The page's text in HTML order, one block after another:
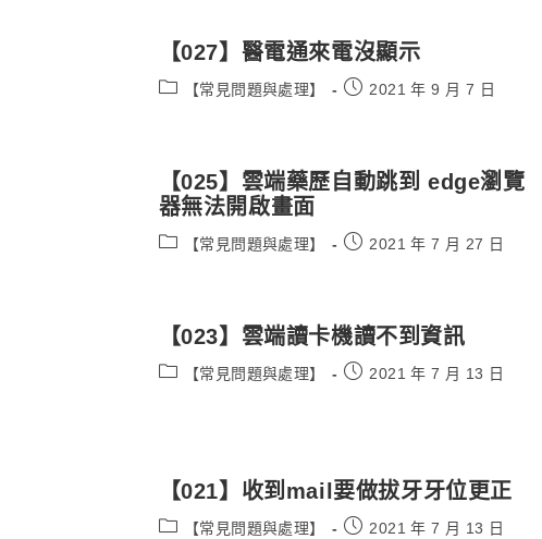
【027】醫電通來電沒顯示
Post
【常見問題與處理】
Post2021 年 9 月 7 日
【025】雲端藥歷自動跳到 edge瀏覽
器無法開啟畫面
Post
【常見問題與處理】
Post2021 年 7 月 27 日
【023】雲端讀卡機讀不到資訊
Post
【常見問題與處理】
Post2021 年 7 月 13 日
【021】收到mail要做拔牙牙位更正
Post
【常見問題與處理】
Post2021 年 7 月 13 日